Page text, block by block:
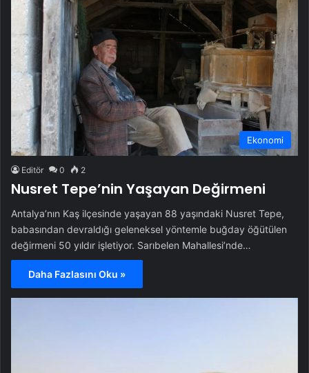
Ekonomi
Editör 0 2
Nusret Tepe’nin Yaşayan Değirmeni
Antalya’nın Kaş ilçesinde yaşayan 88 yaşındaki Nusret Tepe,
babasından devraldığı geleneksel yöntemle buğday öğütülen
değirmeni 50 yıldır işletiyor. Sarıbelen Mahallesi’nde…
Daha Fazlasını Oku »